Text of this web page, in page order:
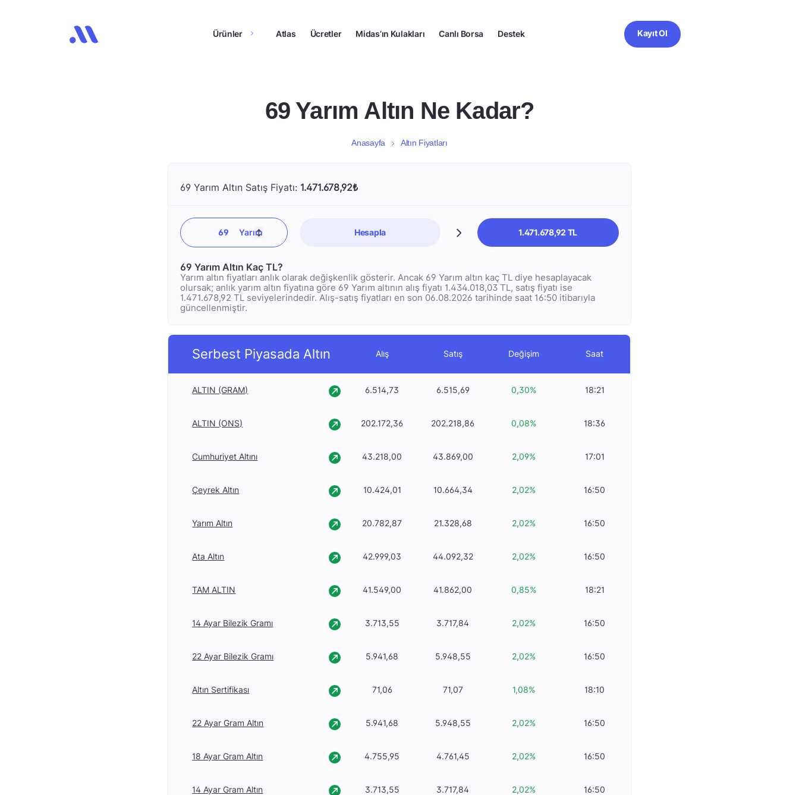
Ürünler Atlas Ücretler Midas’ın Kulakları Canlı Borsa Destek Kayıt Ol
69 Yarım Altın Ne Kadar?
Anasayfa Altın Fiyatları
69 Yarım Altın Satış Fiyatı: 1.471.678,92₺
Hesapla 1.471.678,92 TL
69 Yarım Altın Kaç TL?
Yarım altın fiyatları anlık olarak değişkenlik gösterir. Ancak 69 Yarım altın kaç TL diye hesaplayacak
olursak; anlık yarım altın fiyatına göre 69 Yarım altının alış fiyatı 1.434.018,03 TL, satış fiyatı ise
1.471.678,92 TL seviyelerindedir. Alış-satış fiyatları en son 06.08.2026 tarihinde saat 16:50 itibarıyla
güncellenmiştir.
Serbest Piyasada Altın Alış Satış Değişim Saat
ALTIN (GRAM) 6.514,73 6.515,69 0,30% 18:21
ALTIN (ONS) 202.172,36 202.218,86 0,08% 18:36
Cumhuriyet Altını 43.218,00 43.869,00 2,09% 17:01
Çeyrek Altın 10.424,01 10.664,34 2,02% 16:50
Yarım Altın 20.782,87 21.328,68 2,02% 16:50
Ata Altın 42.999,03 44.092,32 2,02% 16:50
TAM ALTIN 41.549,00 41.862,00 0,85% 18:21
14 Ayar Bilezik Gramı 3.713,55 3.717,84 2,02% 16:50
22 Ayar Bilezik Gramı 5.941,68 5.948,55 2,02% 16:50
Altın Sertifikası 71,06 71,07 1,08% 18:10
22 Ayar Gram Altın 5.941,68 5.948,55 2,02% 16:50
18 Ayar Gram Altın 4.755,95 4.761,45 2,02% 16:50
14 Ayar Gram Altın 3.713,55 3.717,84 2,02% 16:50